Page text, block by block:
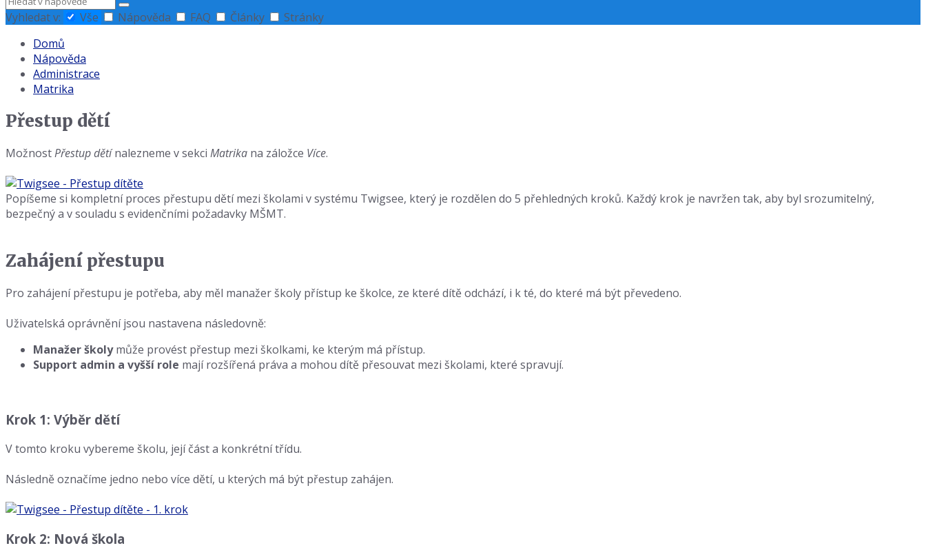
Vyhledat v:
Vše Nápověda FAQ Články
Stránky
Domů
Nápověda
Administrace
Matrika
Přestup dětí
MožnostPřestup dětínalezneme v sekci Matrika na záložce Více.
Popíšeme si kompletní proces přestupu dětí mezi školami v systému Twigsee, který je rozdělen do 5 přehledných kroků. Každý krok je navržen tak, aby byl srozumitelný,
bezpečný a v souladu s evidenčními požadavky MŠMT.
Zahájení přestupu
Pro zahájení přestupu je potřeba, aby měl manažer školy přístup ke školce, ze které dítě odchází, i k té, do které má být převedeno.
Uživatelská oprávnění jsou nastavena následovně:
Manažer školymůže provést přestup mezi školkami, ke kterým má přístup.
Support admin a vyšší role mají rozšířená práva a mohou dítě přesouvat mezi školami, které spravují.
Krok 1: Výběr dětí
V tomto kroku vybereme školu, její část a konkrétní třídu.
Následně označíme jedno nebo více dětí, u kterých má být přestup zahájen.
Krok 2: Nová škola